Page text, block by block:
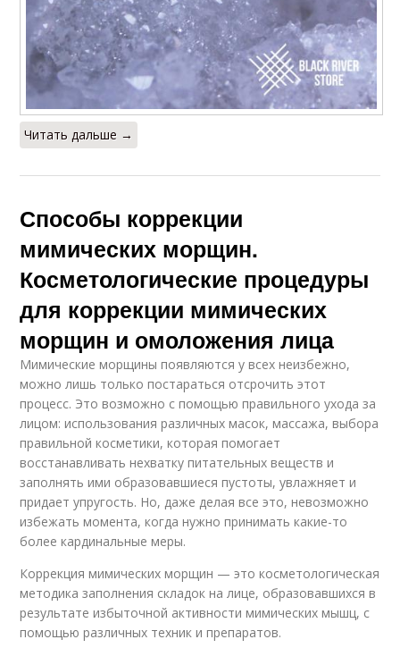
Читать дальше →
Способы коррекции
мимических морщин.
Косметологические процедуры
для коррекции мимических
морщин и омоложения лица
Мимические морщины появляются у всех неизбежно,
можно лишь только постараться отсрочить этот
процесс. Это возможно с помощью правильного ухода за
лицом: использования различных масок, массажа, выбора
правильной косметики, которая помогает
восстанавливать нехватку питательных веществ и
заполнять ими образовавшиеся пустоты, увлажняет и
придает упругость. Но, даже делая все это, невозможно
избежать момента, когда нужно принимать какие-то
более кардинальные меры.
Коррекция мимических морщин — это косметологическая
методика заполнения складок на лице, образовавшихся в
результате избыточной активности мимических мышц, с
помощью различных техник и препаратов.